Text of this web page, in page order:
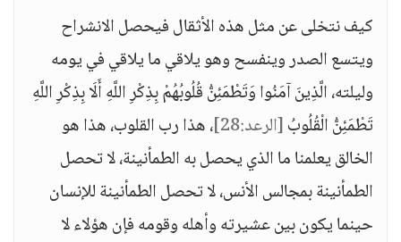
كيف نتخلى عن مثل هذه الأثقال فيحصل الانشراح
ويتسع الصدر وينفسح وهو يلاقي ما يلاقي في يومه
وليلته، الَّذِينَ آمَنُوا وَتَطْمَئِنُّ قُلُوبُهُمْ بِذِكْرِ اللَّهِ أَلَا بِذِكْرِ اللَّهِ
تَطْمَئِنُّ الْقُلُوبُ[الرعد:28]
، هذا رب القلوب، هذا هو
الخالق يعلمنا ما الذي يحصل به الطمأنينة، لا تحصل
الطمأنينة بمجالس الأنس، لا تحصل الطمأنينة للإنسان
حينما يكون بين عشيرته وأهله وقومه فإن هؤلاء لا